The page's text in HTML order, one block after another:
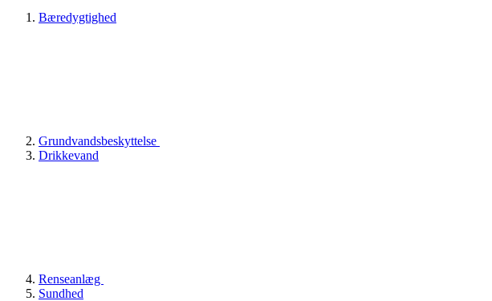
Bæredygtighed
Grundvandsbeskyttelse
Drikkevand
Renseanlæg
Sundhed